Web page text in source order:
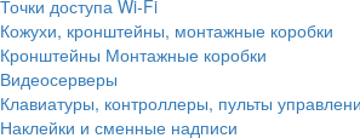
Точки доступа Wi-Fi
Кожухи, кронштейны, монтажные коробки
Кронштейны Монтажные коробки
Видеосерверы
Клавиатуры, контроллеры, пульты
Наклейки и сменные надписи